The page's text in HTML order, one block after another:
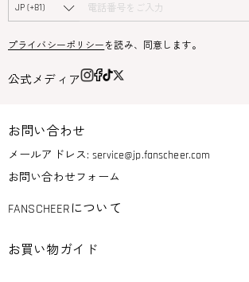
プライバシーポリシー を読み、同意します。
公式メディア
お問い合わせ
メールアドレス:service@jp.fanscheer.com
お問い合わせフォーム
FANSCHEERについて
お買い物ガイド